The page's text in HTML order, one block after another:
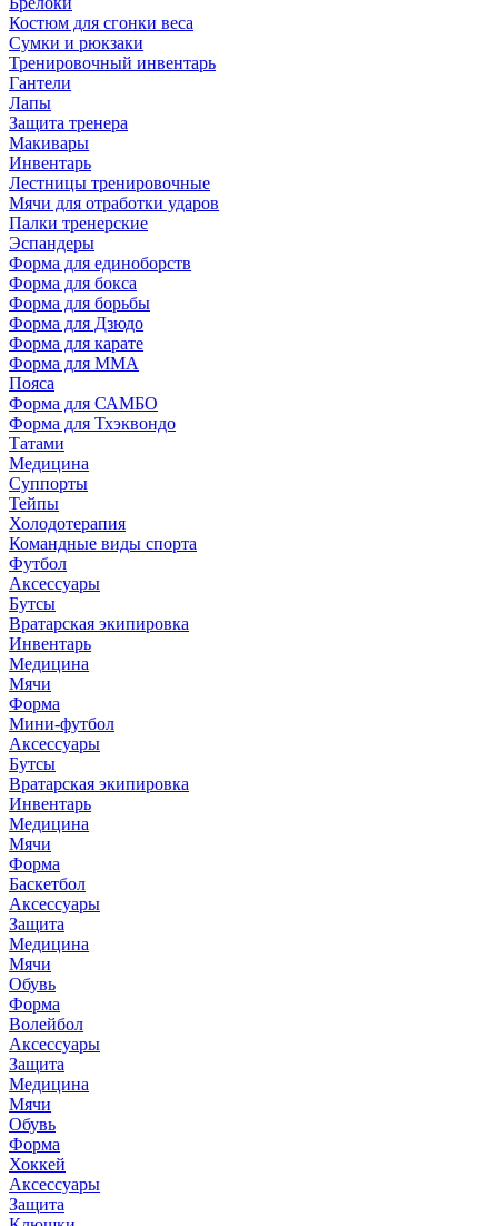
Костюм для сгонки веса
Сумки и рюкзаки
Тренировочный инвентарь
Гантели
Лапы
Защита тренера
Макивары
Инвентарь
Лестницы тренировочные
Мячи для отработки ударов
Палки тренерские
Эспандеры
Форма для единоборств
Форма для бокса
Форма для борьбы
Форма для Дзюдо
Форма для карате
Форма для MMA
Пояса
Форма для САМБО
Форма для Тхэквондо
Татами
Медицина
Суппорты
Тейпы
Холодотерапия
Командные виды спорта
Футбол
Аксессуары
Бутсы
Вратарская экипировка
Инвентарь
Медицина
Мячи
Форма
Мини-футбол
Аксессуары
Бутсы
Вратарская экипировка
Инвентарь
Медицина
Мячи
Форма
Баскетбол
Аксессуары
Защита
Медицина
Мячи
Обувь
Форма
Волейбол
Аксессуары
Защита
Медицина
Мячи
Обувь
Форма
Хоккей
Аксессуары
Защита